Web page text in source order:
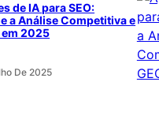
de IA para SEO:
a Análise Competitiva e
em 2025
De 2025